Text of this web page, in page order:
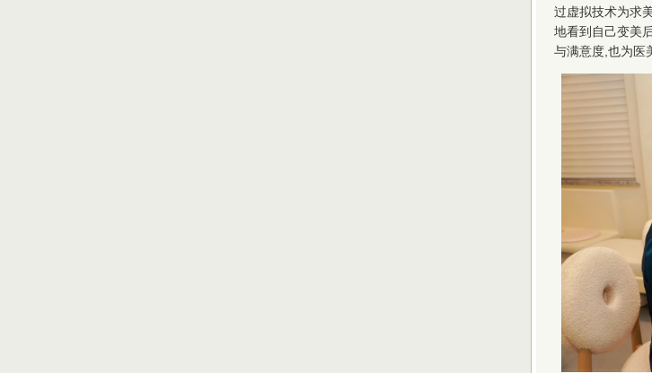
过虚拟技术为求
地看到自己变美
与满意度,也为医